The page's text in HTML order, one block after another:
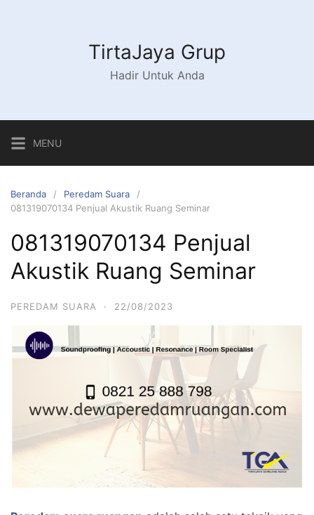
TirtaJaya Grup
Hadir Untuk Anda
MENU
Beranda
Peredam Suara
081319070134 Penjual Akustik Ruang Seminar
081319070134 Penjual
Akustik Ruang Seminar
PEREDAM SUARA · 22/08/2023